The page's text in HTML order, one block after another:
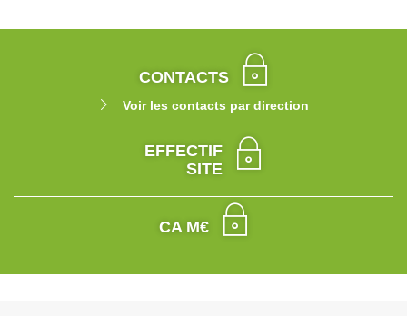
CONTACTS
Voir les contacts par direction
EFFECTIF
SITE
CA M€